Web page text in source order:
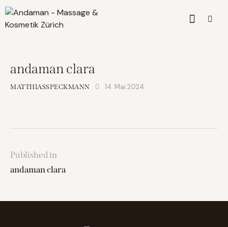
andaman clara
MATTHIASSPECKMANN 14. Mai 2024
Published in
andaman clara